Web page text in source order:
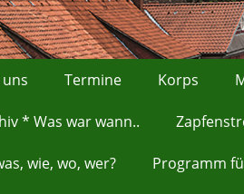
Termine Korps
* Was war wann..
wie, wo, wer? Programm